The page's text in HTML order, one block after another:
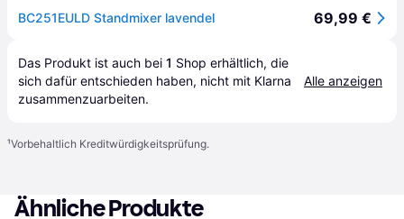
BC251EULD Standmixer lavendel 69,99 €
Das Produkt ist auch bei 1 Shop erhältlich, die
sich dafür entschieden haben, nicht mit Klarna
zusammenzuarbeiten.
Alle anzeigen
¹Vorbehaltlich Kreditwürdigkeitsprüfung.
Ähnliche Produkte